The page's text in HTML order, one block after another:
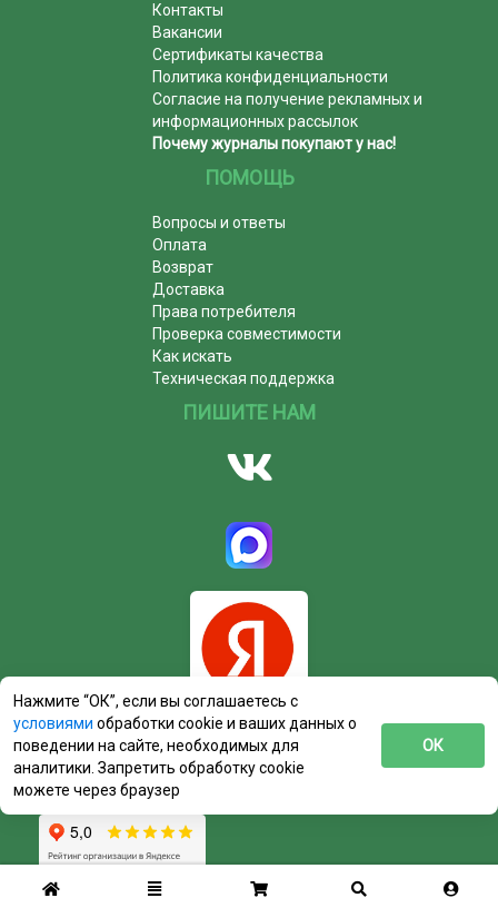
Контакты
Вакансии
Сертификаты качества
Политика конфиденциальности
Согласие на получение рекламных и
информационных рассылок
Почему журналы покупают у нас!
ПОМОЩЬ
Вопросы и ответы
Оплата
Возврат
Доставка
Права потребителя
Проверка совместимости
Как искать
Техническая поддержка
ПИШИТЕ НАМ
Нажмите “ОК”, если вы соглашаетесь с
условиями обработки cookie и ваших данных о
поведении на сайте, необходимых для
аналитики. Запретить обработку cookie
можете через браузер
ОК